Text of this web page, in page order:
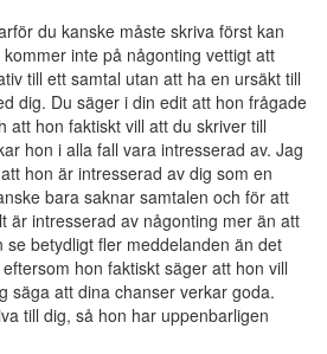
du kanske måste skriva först kan
inte på någonting vettigt att
till ett samtal utan att ha en ursäkt till
dig. Du säger i din edit att hon frågade
att hon faktiskt vill att du skriver till
hon i alla fall vara intresserad av. Jag
hon är intresserad av dig som en
bara saknar samtalen och för att
är intresserad av någonting mer än att
betydligt fler meddelanden än det
hon faktiskt säger att hon vill
säga att dina chanser verkar goda.
till dig, så hon har uppenbarligen